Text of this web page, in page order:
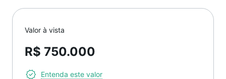
Valor à vista
R$ 750.000
Entenda este valor